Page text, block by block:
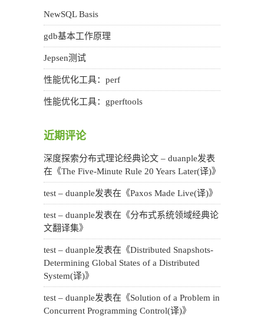
NewSQL Basis
gdb基本工作原理
Jepsen测试
性能优化工具：perf
性能优化工具：gperftools
近期评论
深度探索分布式理论经典论文 – duanple发表
在《The Five-Minute Rule 20 Years Later(译)》
test – duanple发表在《Paxos Made Live(译)》
test – duanple发表在《分布式系统领域经典论
文翻译集》
test – duanple发表在《Distributed Snapshots-
Determining Global States of a Distributed
System(译)》
test – duanple发表在《Solution of a Problem in
Concurrent Programming Control(译)》